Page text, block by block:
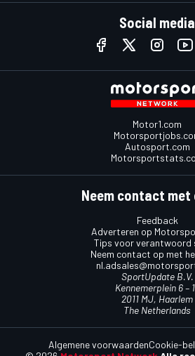
Social media
Motor1.com
Autosport.com
Neem contact met
Feedback
Adverteren op
Tips voor verantwoord
Neem contact op met
SportUpdate B.V.
Kennemerplein 6 –
2011 MJ, Haarlem
The Netherlands
Algemene voorwaardenCookie-